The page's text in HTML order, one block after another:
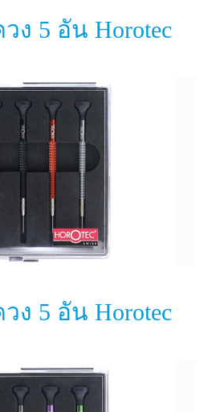
ง 5 อัน Horotec
ง 5 อัน Horotec